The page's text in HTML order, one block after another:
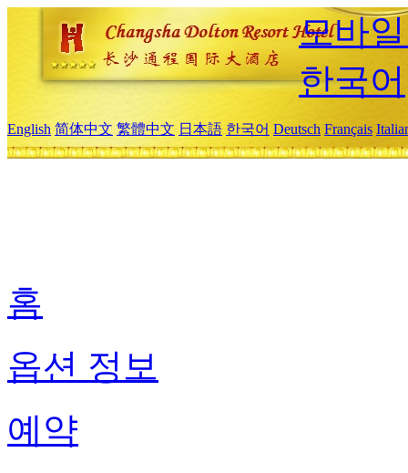
모바
한국어
English 简体中文 繁體中文 日本語 한국어 Deutsch Français
홈
옵션 정보
예약